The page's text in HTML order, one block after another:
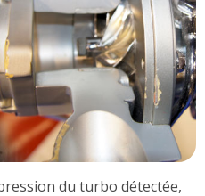
du turbo détectée,